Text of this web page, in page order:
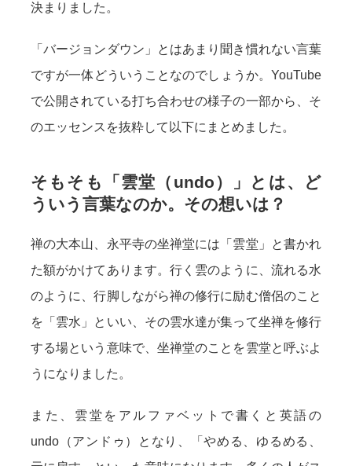
決まりました。
「バージョンダウン」とはあまり聞き慣れない言葉
ですが一体どういうことなのでしょうか。YouTube
で公開されている打ち合わせの様子の一部から、そ
のエッセンスを抜粋して以下にまとめました。
そもそも「雲堂（undo）」とは、ど
ういう言葉なのか。その想いは？
禅の大本山、永平寺の坐禅堂には「雲堂」と書かれ
た額がかけてあります。行く雲のように、流れる水
のように、行脚しながら禅の修行に励む僧侶のこと
を「雲水」といい、その雲水達が集って坐禅を修行
する場という意味で、坐禅堂のことを雲堂と呼ぶよ
うになりました。
また、雲堂をアルファベットで書くと英語の
undo（アンドゥ）となり、「やめる、ゆるめる、